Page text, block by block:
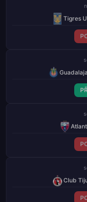
Tigres
Club